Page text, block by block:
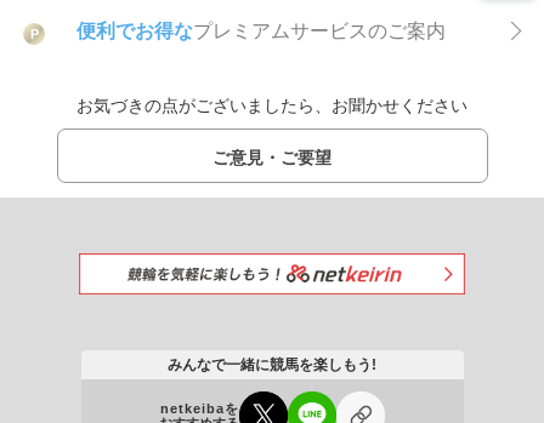
P 便利でお得なプレミアムサービスのご案内
お気づきの点がございましたら、お聞かせください
ご意見・ご要望
みんなで一緒に競馬を楽しもう!
netkeibaを